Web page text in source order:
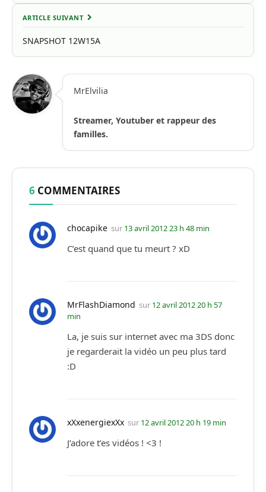
ARTICLE SUIVANT
SNAPSHOT 12W15A
MrElvilia
Streamer, Youtuber et rappeur des
familles.
6 COMMENTAIRES
chocapike sur 13 avril 2012 23 h 48 min
C’est quand que tu meurt ? xD
MrFlashDiamond sur 12 avril 2012 20 h 57
min
La, je suis sur internet avec ma 3DS donc
je regarderait la vidéo un peu plus tard
:D
xXxenergiexXx sur 12 avril 2012 20 h 19 min
J’adore t’es vidéos ! <3 !